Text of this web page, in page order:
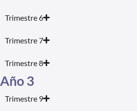
Trimestre 6
Trimestre 7
Trimestre 8
Año 3
Trimestre 9